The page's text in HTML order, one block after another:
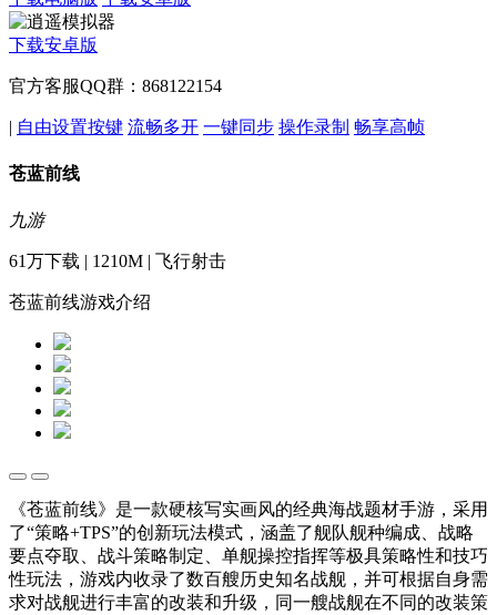
下载安卓版
官方客服QQ群：868122154
| 自由设置按键 流畅多开 一键同步 操作录制 畅享高帧
苍蓝前线
九游
61万下载 | 1210M | 飞行射击
苍蓝前线游戏介绍
《苍蓝前线》是一款硬核写实画风的经典海战题材手游，采用
了“策略+TPS”的创新玩法模式，涵盖了舰队舰种编成、战略
要点夺取、战斗策略制定、单舰操控指挥等极具策略性和技巧
性玩法，游戏内收录了数百艘历史知名战舰，并可根据自身需
求对战舰进行丰富的改装和升级，同一艘战舰在不同的改装策